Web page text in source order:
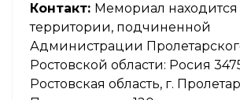
Контакт: Мемориал находится
территории, подчиненной
Администрации
Ростовской области: Росия
Ростовская область, г.